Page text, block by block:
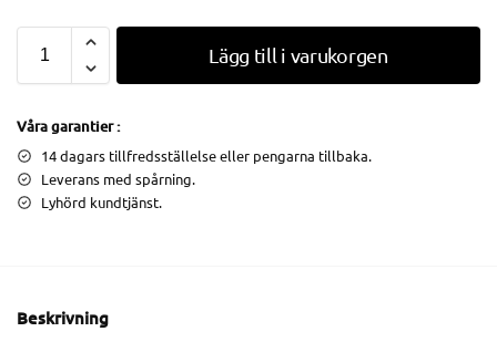
Lägg till i varukorgen
Våra garantier :
14 dagars tillfredsställelse eller pengarna tillbaka.
Leverans med spårning.
Lyhörd kundtjänst.
Beskrivning